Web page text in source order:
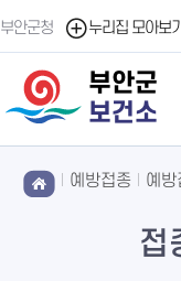
부안군청 누리집 모아보기
부안군
보건소
예방접종 예방
접